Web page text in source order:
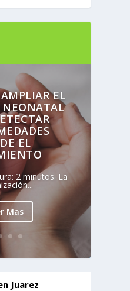
EL
EL
2 minutos. La
Mas
Juarez